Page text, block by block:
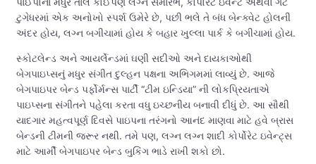
ટુગેધરમાં એક અનોખો સ્પર્શ ઉમેરે છે, પછી ભલે તે બંધ બેન્ક્વેટ હોલની
અંદર હોય, લગ્ન બગીચામાં હોય કે બહાર ખુલ્લા પાર્ક કે બગીચામાં હોય.
સ્કોટલેન્ડ અને આયર્લેન્ડમાં ઘણી સદીઓ અને દાયકાઓથી
બેગપાઇપ્સનું મધુર સંગીત દુલ્હન પક્ષના અભિગમમાં લાવ્યું છે. આજે
બેગપાઇપર બેન્ડ પર્ફોર્મન્સ પાર્ટી “ટીમ ઇન્ડિયા” ની લોકપ્રિયતાએ
પાઇપ્સના સંગીતને પહેલા કરતા વધુ ઇચ્છનીય બનાવી દીધું છે. આ સૌથી
યાદગાર મહત્વપૂર્ણ દિવસે પાઇપના તરંગનો આનંદ માણવા માટે હવે બ્રાસ
બેન્ડની ટીમની જરૂર નથી. તમે પણ, લગ્ન લગ્ન શાદી કોર્પોરેટ ઇવેન્ટ્સ
માટે આર્મી બેગપાઇપર બેન્ડ બુકિંગ ભાડે રાખી શકો છો.